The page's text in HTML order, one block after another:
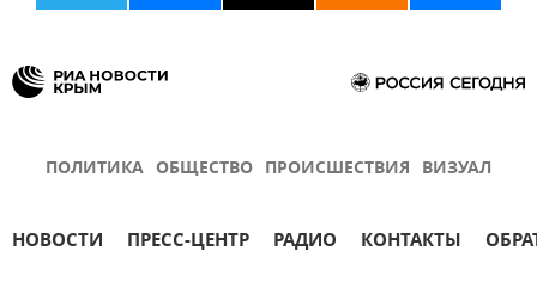
ПОЛИТИКА ОБЩЕСТВО ПРОИСШЕСТВИЯ ВИЗУАЛ
НОВОСТИ ПРЕСС-ЦЕНТР РАДИО КОНТАКТЫ